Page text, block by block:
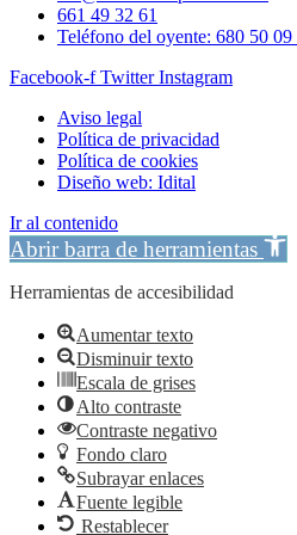
661 49 32 61
Teléfono del oyente: 680 50 09
Facebook-f Twitter Instagram
Aviso legal
Política de privacidad
Política de cookies
Diseño web: Idital
Ir al contenido
Abrir barra de herramientas
Herramientas de accesibilidad
Aumentar texto
Disminuir texto
Escala de grises
Alto contraste
Contraste negativo
Fondo claro
Subrayar enlaces
Fuente legible
Restablecer